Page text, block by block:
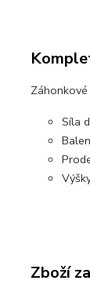
Síla
Zboží